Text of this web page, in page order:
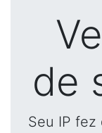
de
Seu IP fez